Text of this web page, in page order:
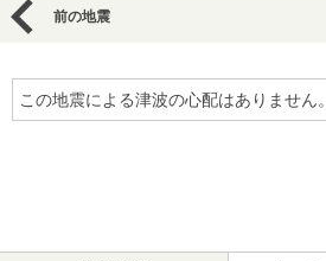
前の地震
この地震による津波の心配はありません。